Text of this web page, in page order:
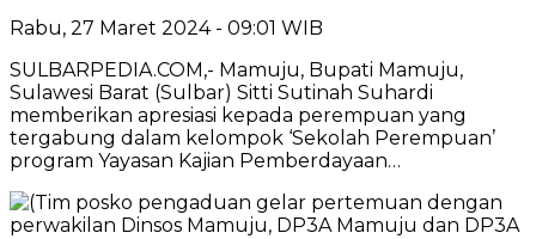
Rabu, 27 Maret 2024 - 09:01 WIB
SULBARPEDIA.COM,- Mamuju, Bupati Mamuju,
Sulawesi Barat (Sulbar) Sitti Sutinah Suhardi
memberikan apresiasi kepada perempuan yang
tergabung dalam kelompok ‘Sekolah Perempuan’
program Yayasan Kajian Pemberdayaan…